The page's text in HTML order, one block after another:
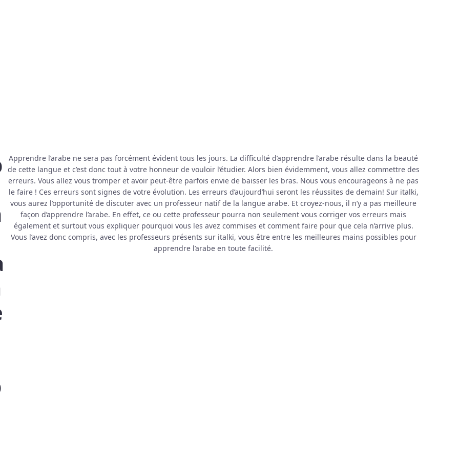
Apprendre l’arabe ne sera pas forcément évident tous les jours. La difficulté d’apprendre l’arabe résulte dans la beauté
de cette langue et c’est donc tout à votre honneur de vouloir l’étudier. Alors bien évidemment, vous allez commettre des
erreurs. Vous allez vous tromper et avoir peut-être parfois envie de baisser les bras. Nous vous encourageons à ne pas
le faire ! Ces erreurs sont signes de votre évolution. Les erreurs d’aujourd’hui seront les réussites de demain! Sur italki,
vous aurez l’opportunité de discuter avec un professeur natif de la langue arabe. Et croyez-nous, il n’y a pas meilleure
façon d’apprendre l’arabe. En effet, ce ou cette professeur pourra non seulement vous corriger vos erreurs mais
également et surtout vous expliquer pourquoi vous les avez commises et comment faire pour que cela n’arrive plus.
Vous l’avez donc compris, avec les professeurs présents sur italki, vous être entre les meilleures mains possibles pour
apprendre l’arabe en toute facilité.